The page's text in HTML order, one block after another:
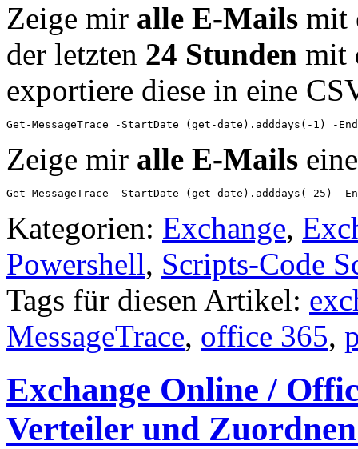
Zeige mir alle E-Mails mit
der letzten 24 Stunden mit
exportiere diese in eine
Get-MessageTrace -StartDate (get-date).adddays(-1) -
Zeige mir alle E-Mails
Get-MessageTrace -StartDate (get-date).adddays(-25) -
Kategorien: Exchange,
Powershell, Scripts-Code
Tags für diesen Artikel:
MessageTrace, office 365,
Exchange Online /
Verteiler und